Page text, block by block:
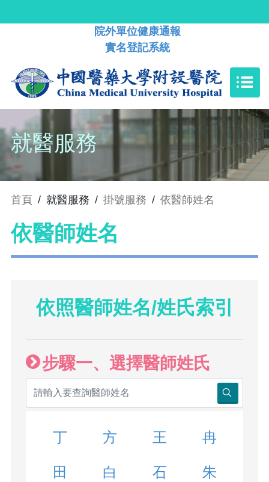
院外單位健康通報
實名登記系統
就醫服務
首頁 / 就醫服務 / 掛號服務 / 依醫師姓名
依醫師姓名
依照醫師姓名/姓氏索引
步驟一、選擇醫師姓氏
丁 方 王 冉
田 白 石 朱